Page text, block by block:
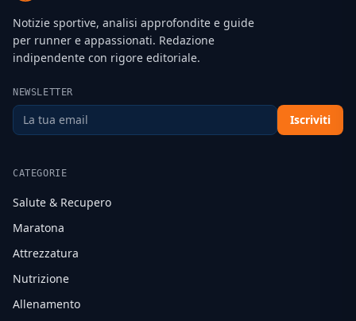
Notizie sportive, analisi approfondite e guide
per runner e appassionati. Redazione
indipendente con rigore editoriale.
NEWSLETTER
Iscriviti
CATEGORIE
Salute & Recupero
Maratona
Attrezzatura
Nutrizione
Allenamento